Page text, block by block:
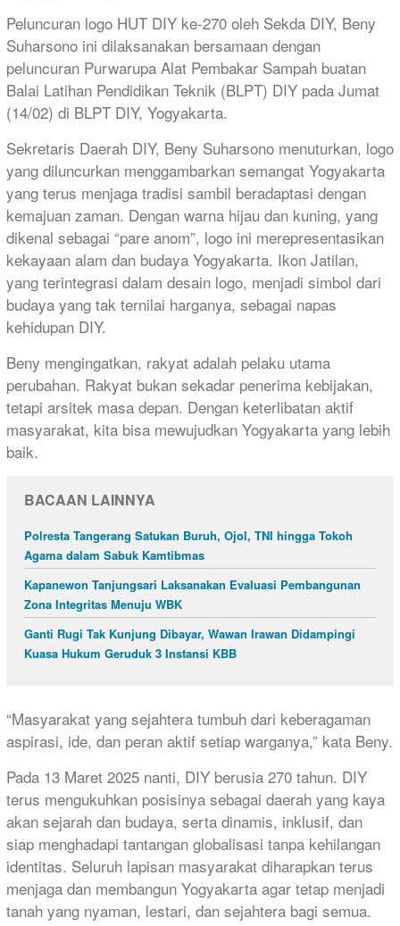
Peluncuran logo HUT DIY ke-270 oleh Sekda DIY, Beny
Suharsono ini dilaksanakan bersamaan dengan
peluncuran Purwarupa Alat Pembakar Sampah buatan
Balai Latihan Pendidikan Teknik (BLPT) DIY pada Jumat
(14/02) di BLPT DIY, Yogyakarta.
Sekretaris Daerah DIY, Beny Suharsono menuturkan, logo
yang diluncurkan menggambarkan semangat Yogyakarta
yang terus menjaga tradisi sambil beradaptasi dengan
kemajuan zaman. Dengan warna hijau dan kuning, yang
dikenal sebagai “pare anom”, logo ini merepresentasikan
kekayaan alam dan budaya Yogyakarta. Ikon Jatilan,
yang terintegrasi dalam desain logo, menjadi simbol dari
budaya yang tak ternilai harganya, sebagai napas
kehidupan DIY.
Beny mengingatkan, rakyat adalah pelaku utama
perubahan. Rakyat bukan sekadar penerima kebijakan,
tetapi arsitek masa depan. Dengan keterlibatan aktif
masyarakat, kita bisa mewujudkan Yogyakarta yang lebih
baik.
BACAAN LAINNYA
Polresta Tangerang Satukan Buruh, Ojol, TNI hingga Tokoh
Agama dalam Sabuk Kamtibmas
Kapanewon Tanjungsari Laksanakan Evaluasi Pembangunan
Zona Integritas Menuju WBK
Ganti Rugi Tak Kunjung Dibayar, Wawan Irawan Didampingi
Kuasa Hukum Geruduk 3 Instansi KBB
“Masyarakat yang sejahtera tumbuh dari keberagaman
aspirasi, ide, dan peran aktif setiap warganya,” kata Beny.
Pada 13 Maret 2025 nanti, DIY berusia 270 tahun. DIY
terus mengukuhkan posisinya sebagai daerah yang kaya
akan sejarah dan budaya, serta dinamis, inklusif, dan
siap menghadapi tantangan globalisasi tanpa kehilangan
identitas. Seluruh lapisan masyarakat diharapkan terus
menjaga dan membangun Yogyakarta agar tetap menjadi
tanah yang nyaman, lestari, dan sejahtera bagi semua.